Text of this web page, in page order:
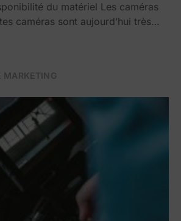
du matériel Les caméras
caméras sont aujourd’hui très…
MARKETING